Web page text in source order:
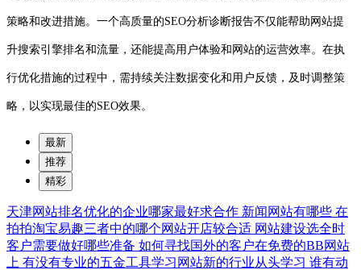
策略和改进措施。一个高质量的SEO分析诊断报告不仅能帮助网站提
升搜索引擎排名和流量，还能提高用户体验和网站的运营效率。在执
行优化措施的过程中，需持续关注数据变化和用户反馈，及时调整策
略，以实现最佳的SEO效果。
最新
推荐
精彩
天津网站排名优化的企业哪家最好求合作 新闻网站有哪些 在
拍拍淘宝易趣三者中的哪个网站开店较合适 网站建设选全时
客户需要做好哪些准备 如何寻找国外的客户在免费的BB网站
上 有没有专业的五金工具学习网站新的行业从头学习 谁有动